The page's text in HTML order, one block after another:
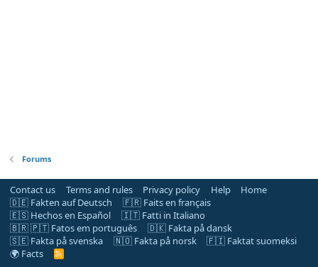
Forums
Contact us Terms and rules Privacy policy Help
Home
🇩🇪 Fakten auf Deutsch
🇫🇷 Faits en français
🇪🇸 Hechos en Español
🇮🇹 Fatti in Italiano
🇧🇷 🇵🇹 Fatos em português
🇩🇰 Fakta på dansk
🇸🇪 Fakta på svenska
🇳🇴 Fakta på norsk
🇫🇮 Faktat suomeksi
🌍 Facts
R